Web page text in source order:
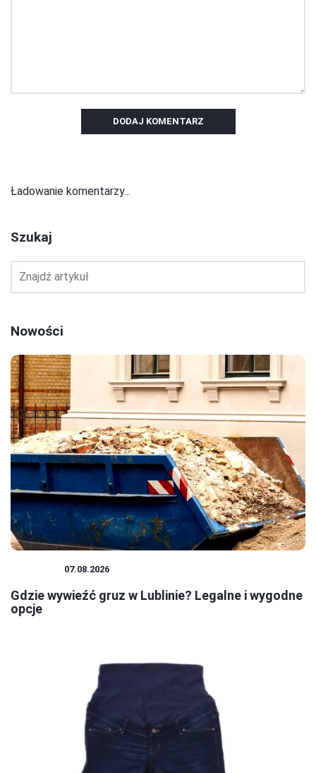
DODAJ KOMENTARZ
Ładowanie komentarzy...
Szukaj
Nowości
07.08.2026
Gdzie wywieźć gruz w Lublinie? Legalne i wygodne
opcje